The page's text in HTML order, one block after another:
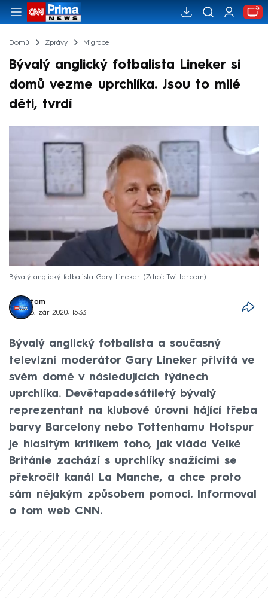
Domů Zprávy Migrace
Bývalý anglický fotbalista Lineker si
domů vezme uprchlíka. Jsou to milé
děti, tvrdí
Bývalý anglický fotbalista Gary Lineker Zdroj: Twitter.com
tom
3. zář 2020, 15:33
Bývalý anglický fotbalista a současný
televizní moderátor Gary Lineker přivítá ve
svém domě v následujících týdnech
uprchlíka. Devětapadesátiletý bývalý
reprezentant na klubové úrovni hájící třeba
barvy Barcelony nebo Tottenhamu Hotspur
je hlasitým kritikem toho, jak vláda Velké
Británie zachází s uprchlíky snažícími se
překročit kanál La Manche, a chce proto
sám nějakým způsobem pomoci. Informoval
o tom web CNN.